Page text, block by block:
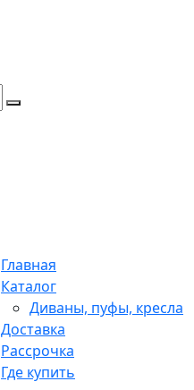
Главная
Каталог
Диваны, пуфы, кресла
Доставка
Рассрочка
Где купить